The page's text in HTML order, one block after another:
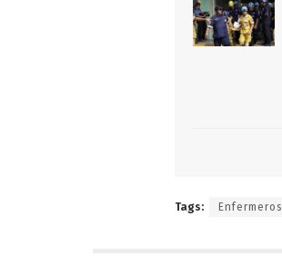
Tags: Enfermeros